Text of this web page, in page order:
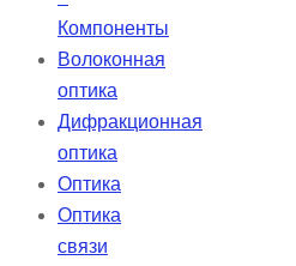
Компоненты
Волоконная
оптика
Дифракционная
оптика
Оптика
Оптика
связи